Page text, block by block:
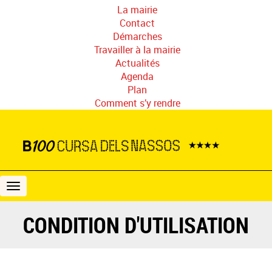
La mairie
Contact
Démarches
Travailler à la mairie
Actualités
Agenda
Plan
Comment s’y rendre
B100
Cursa
dels
Nassos
CONDITION D'UTILISATION